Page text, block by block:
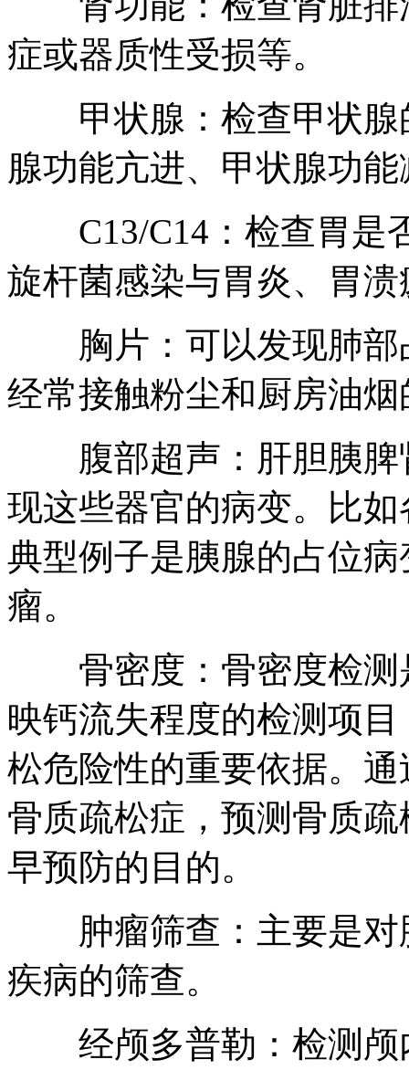
症或器质性受损等。
甲状腺：检查甲状腺
腺功能亢进、甲状腺功
C13/C14：检查胃是
旋杆菌感染与胃炎、胃
胸片：可以发现肺部
经常接触粉尘和厨房油烟
腹部超声：肝胆胰脾
现这些器官的病变。比
典型例子是胰腺的占位
瘤。
骨密度：骨密度检测
映钙流失程度的检测项
松危险性的重要依据。
骨质疏松症，预测骨质
早预防的目的。
肿瘤筛查：主要是对
疾病的筛查。
经颅多普勒：检测颅